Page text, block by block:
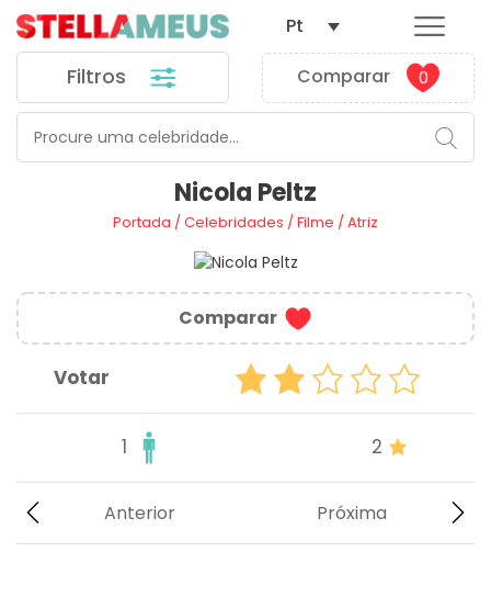
Filtros Comparar 0
Pt
Nicola Peltz
Portada /Celebridades /Filme /Atriz
Comparar
Votar
1 2
Próxima
Anterior